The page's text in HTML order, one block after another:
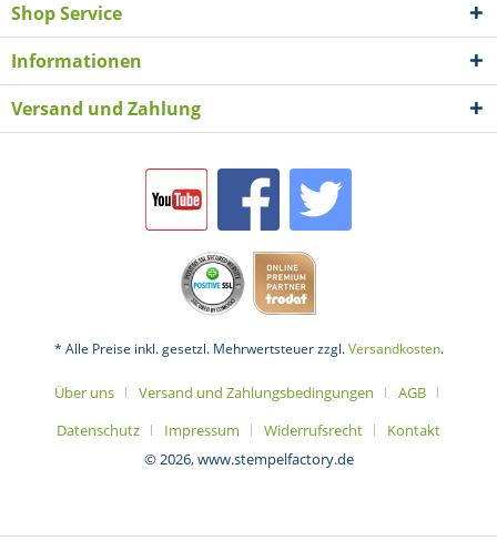
Shop Service
Informationen
Versand und Zahlung
* Alle Preise inkl. gesetzl. Mehrwertsteuer zzgl.Versandkosten.
Über uns Versand und Zahlungsbedingungen
AGB
Datenschutz
Impressum Widerrufsrecht
Kontakt
© 2026, www.stempelfactory.de